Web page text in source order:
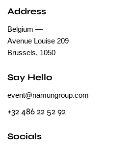
Address
Belgium —
Avenue Louise 209
Brussels, 1050
Say Hello
event@namungroup.com
+32 486 22 52 92
Socials